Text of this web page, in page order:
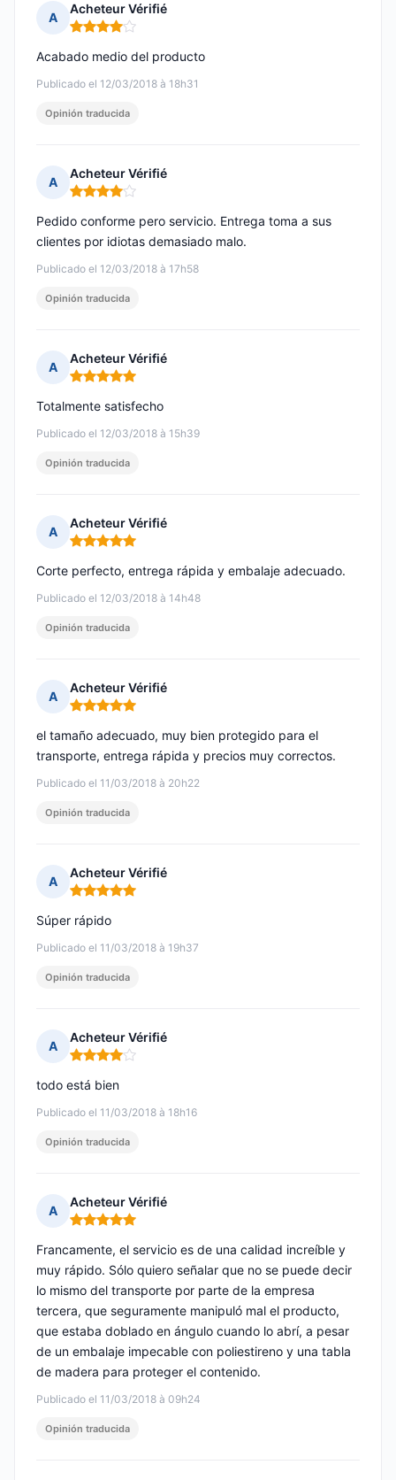
A
Acheteur Vérifié
Nota: 4 de 5
Publicado el 12/03/2018 à 18h31
Acabado medio del producto
Opinión traducida
A
Acheteur Vérifié
Nota: 4 de 5
Publicado el 12/03/2018 à 17h58
Pedido conforme pero servicio. Entrega toma a sus
clientes por idiotas demasiado malo.
Opinión traducida
A
Acheteur Vérifié
Nota: 5 de 5
Publicado el 12/03/2018 à 15h39
Totalmente satisfecho
Opinión traducida
A
Acheteur Vérifié
Nota: 5 de 5
Publicado el 12/03/2018 à 14h48
Corte perfecto, entrega rápida y embalaje adecuado.
Opinión traducida
A
Acheteur Vérifié
Nota: 5 de 5
Publicado el 11/03/2018 à 20h22
el tamaño adecuado, muy bien protegido para el
transporte, entrega rápida y precios muy correctos.
Opinión traducida
A
Acheteur Vérifié
Nota: 5 de 5
Publicado el 11/03/2018 à 19h37
Súper rápido
Opinión traducida
A
Acheteur Vérifié
Nota: 4 de 5
Publicado el 11/03/2018 à 18h16
todo está bien
Opinión traducida
A
Acheteur Vérifié
Nota: 5 de 5
Publicado el 11/03/2018 à 09h24
Francamente, el servicio es de una calidad increíble y
muy rápido. Sólo quiero señalar que no se puede decir
lo mismo del transporte por parte de la empresa
tercera, que seguramente manipuló mal el producto,
que estaba doblado en ángulo cuando lo abrí, a pesar
de un embalaje impecable con poliestireno y una tabla
de madera para proteger el contenido.
Opinión traducida